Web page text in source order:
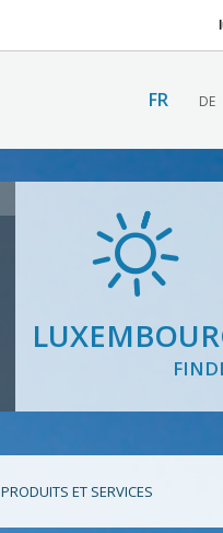
FR DE
PRODUITS ET SERVICES